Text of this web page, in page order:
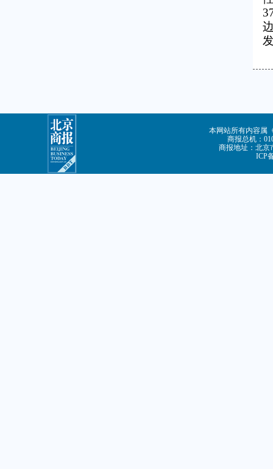
本网站所有内容属
商报总机：
商报地址：北京
ICP